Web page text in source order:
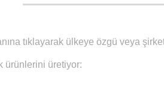
tıklayarak ülkeye özgü veya
ürünlerini üretiyor: